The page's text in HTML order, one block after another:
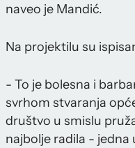
naveo je Mandić.
Na projektilu su
- To je bolesna i
svrhom stvaranja
društvo u smislu
najbolje radila - jedna